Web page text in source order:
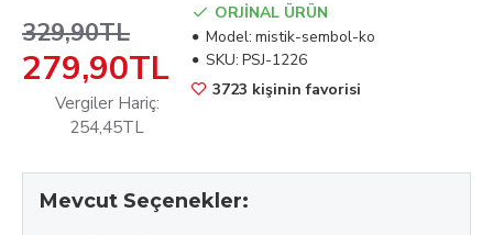
279,90TL
329,90TL
Vergiler Hariç:
254,45TL
ORJİNAL ÜRÜN
Model: mistik-sembol-ko
SKU: PSJ-1226
3723 kişinin favorisi
Mevcut Seçenekler: